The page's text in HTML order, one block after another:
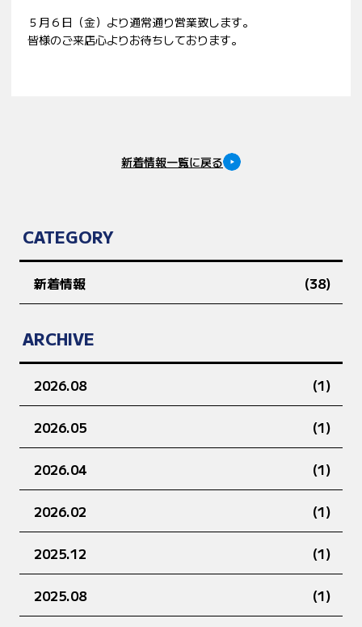
５月６日（金）より通常通り営業致します。
皆様のご来店心よりお待ちしております。
新着情報一覧に戻る
CATEGORY
新着情報 (38)
ARCHIVE
2026.08 (1)
2026.05 (1)
2026.04 (1)
2026.02 (1)
2025.12 (1)
2025.08 (1)